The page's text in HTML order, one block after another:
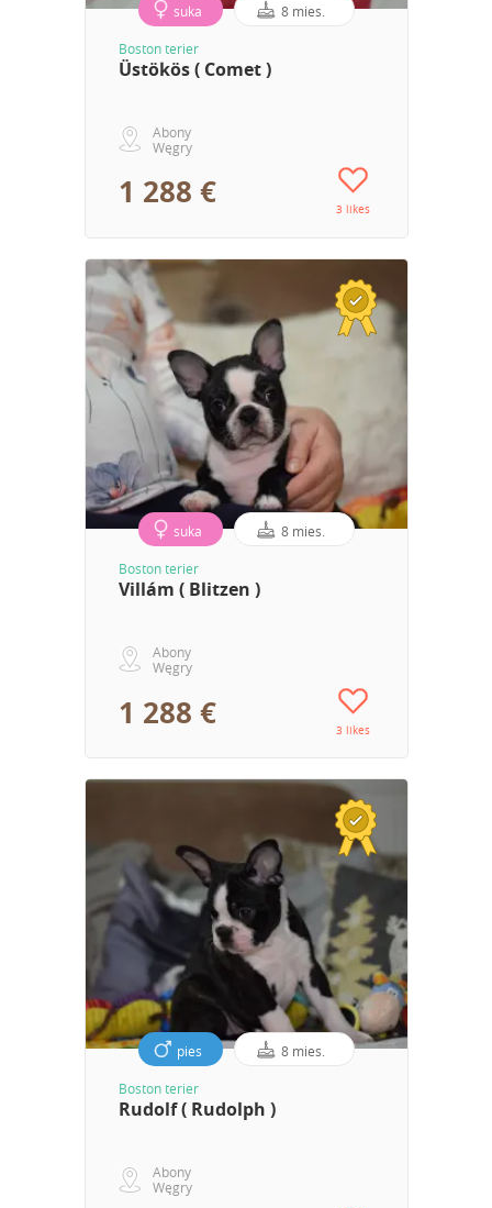
suka 8 mies.
Boston terier
Üstökös ( Comet )
Abony
Węgry
1 288 € 3 likes
suka 8 mies.
Boston terier
Villám ( Blitzen )
Abony
Węgry
1 288 € 3 likes
pies 8 mies.
Boston terier
Rudolf ( Rudolph )
Abony
Węgry